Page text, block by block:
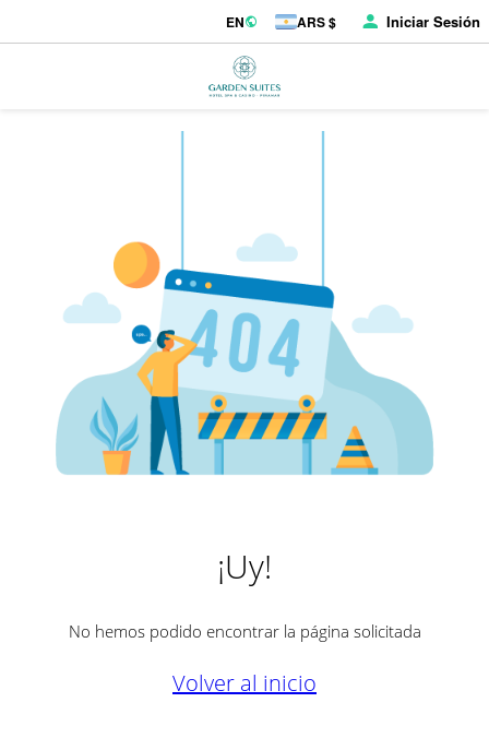
EN ARS $ Iniciar Sesión
¡Uy!
No hemos podido encontrar la página solicitada
Volver al inicio